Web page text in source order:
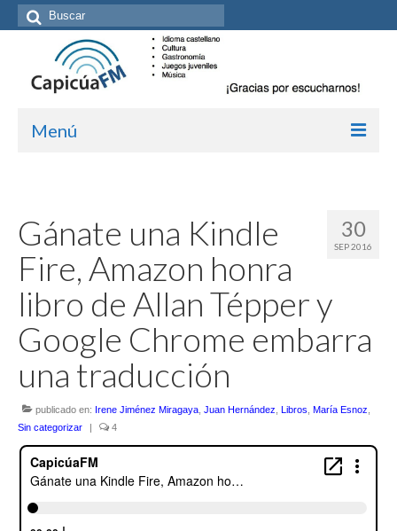
Buscar
por:
Menú
Cómo suscribirte
Más de Allan Tépper
Contacto (vía TecnoTur)
Escuchalibros.com
EditorialTecnoTur.com
30
SEP 2016
Gánate una Kindle
Fire, Amazon honra
libro de Allan Tépper y
Google Chrome embarra
una traducción
publicado en: Irene Jiménez Miragaya Juan Hernández Libros María Esnoz
Sin categorizar
| 4